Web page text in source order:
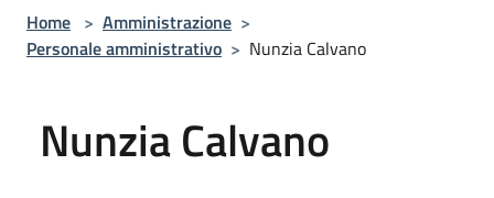
Home > Amministrazione >
Personale amministrativo > Nunzia Calvano
Nunzia Calvano